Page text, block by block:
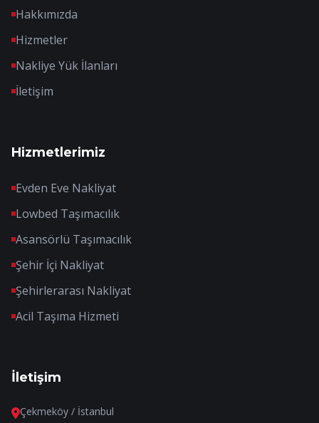
Hakkımızda
Hizmetler
Nakliye Yük İlanları
İletişim
Hizmetlerimiz
Evden Eve Nakliyat
Lowbed Taşımacılık
Asansörlü Taşımacılık
Şehir İçi Nakliyat
Şehirlerarası Nakliyat
Acil Taşıma Hizmeti
İletişim
Çekmeköy / İstanbul